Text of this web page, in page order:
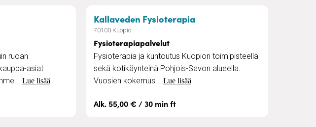
S-Kaupat Nouto
ruoan
asiat
Lue lisää
Kallaveden Fysioterapia– Fysioterapiapalvelut
70100 Kuopio
Fysioterapiapalvelut
Fysioterapia ja kuntoutus Kuopion toimipisteellä
sekä kotikäynteinä Pohjois-Savon alueella.
Vuosien kokemus... Lue lisää
Alk. 55,00 € / 30 min ft